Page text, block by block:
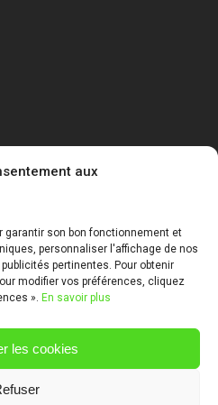
aux
garantir son bon fonctionnement et
personnaliser l'affichage de nos
pertinentes. Pour obtenir
modifier vos préférences, cliquez
». En savoir plus
les cookies